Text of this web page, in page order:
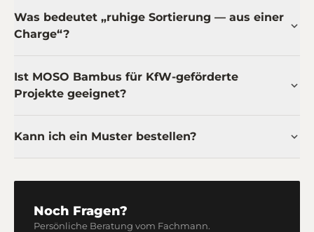
Was bedeutet „ruhige Sortierung — aus einer
Charge“?
Ist MOSO Bambus für KfW-geförderte
Projekte geeignet?
Kann ich ein Muster bestellen?
Noch Fragen?
Persönliche Beratung vom Fachmann.